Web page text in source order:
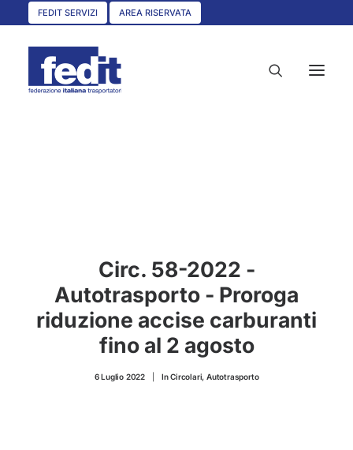
FEDIT SERVIZI AREA RISERVATA
UNISCITI A NOI
CONVENZIONI
ASSOCIAZIONI TERRITORIALI
Circ. 58-2022 -
Autotrasporto - Proroga
riduzione accise carburanti
fino al 2 agosto
6 Luglio 2022 InCircolari,Autotrasporto